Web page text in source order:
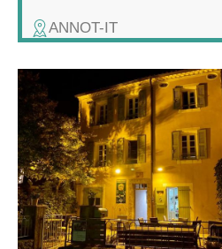
ANNOT-IT
Christine e Olivier vi danno il
benvenuto nel cuore del
villaggio di La Palud sur
Verdon, in un edificio del XVIII
secolo.